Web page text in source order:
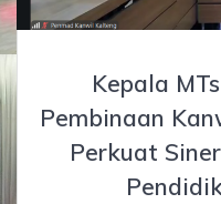
Kepala
Pembinaan
Perkuat